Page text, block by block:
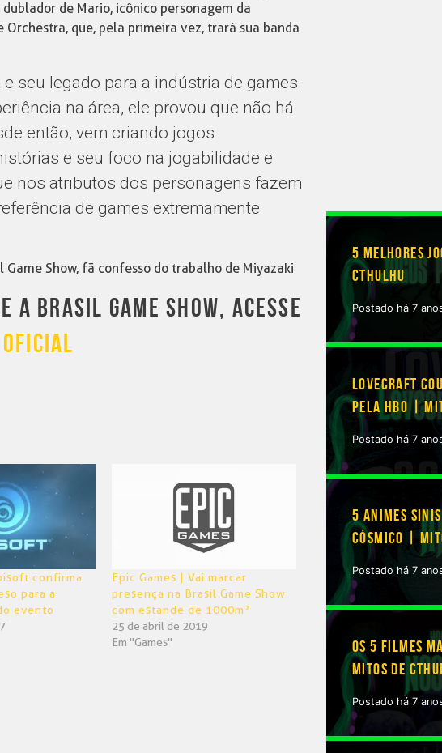
de Mario, icônico personagem da
Orchestra, que, pela primeira vez, trará sua banda
seu legado para a indústria de games
na área, ele provou que não há
então, vem criando jogos
e seu foco na jogabilidade e
nos atributos dos personagens fazem
de games extremamente
Game Show, fã confesso do trabalho de Miyazaki
A BRASIL GAME SHOW, ACESSE
confirma
para a
evento
Epic Games | Vai marcar
presença na Brasil Game Show
com estande de 1000m²
25 de abril de 2019
Em "Games"
5 MELHORES
CTHULHU
Postado há 7
LOVECRAFT
PELA HBO |
Postado há 7
5 ANIMES
CÓSMICO |
Postado há 7
OS 5 FILMES
MITOS DE
Postado há 7